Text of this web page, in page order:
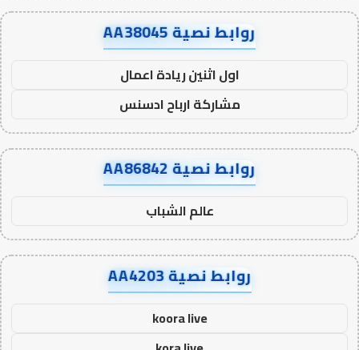
روابط نصية AA38045
اول اثنين ريادة اعمال
مشاركة ارباح ادسنس
روابط نصية AA86842
عالم الشباب
روابط نصية AA4203
koora live